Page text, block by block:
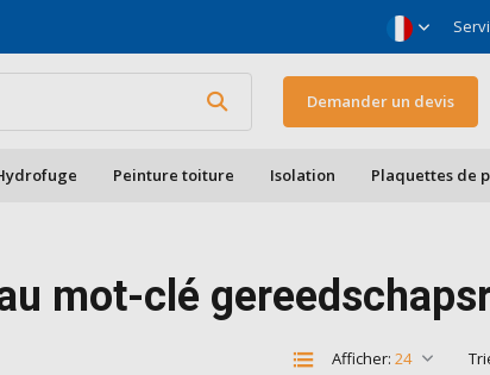
Spécialiste des façades, de l'humidité et des toits
Demander un devis
Peinture toiture Isolation Plaquettes de
mot-clé
Afficher: